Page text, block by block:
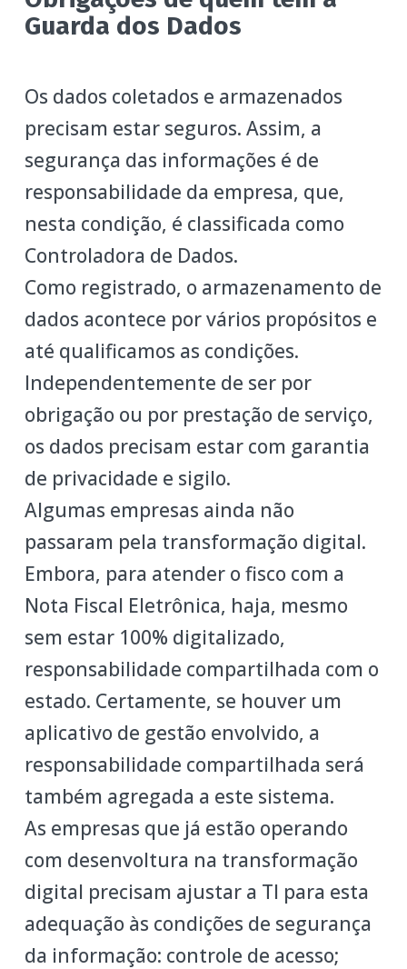
Guarda dos Dados
Os dados coletados e armazenados
precisam estar seguros. Assim, a
segurança das informações é de
responsabilidade da empresa, que,
nesta condição, é classificada como
Controladora de Dados.
Como registrado, o armazenamento de
dados acontece por vários propósitos e
até qualificamos as condições.
Independentemente de ser por
obrigação ou por prestação de serviço,
os dados precisam estar com garantia
de privacidade e sigilo.
Algumas empresas ainda não
passaram pela transformação digital.
Embora, para atender o fisco com a
Nota Fiscal Eletrônica, haja, mesmo
sem estar 100% digitalizado,
responsabilidade compartilhada com o
estado. Certamente, se houver um
aplicativo de gestão envolvido, a
responsabilidade compartilhada será
também agregada a este sistema.
As empresas que já estão operando
com desenvoltura na transformação
digital precisam ajustar a TI para esta
adequação às condições de segurança
da informação: controle de acesso;